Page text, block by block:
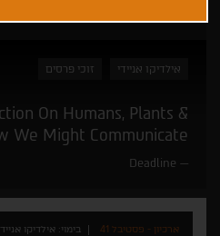
אילדיקו אניידי זוכי פרסים
On Humans, Plants &
We Might Communicate
Deadline
ארכיון - פסטיבל 41 בימוי: אילדיקו